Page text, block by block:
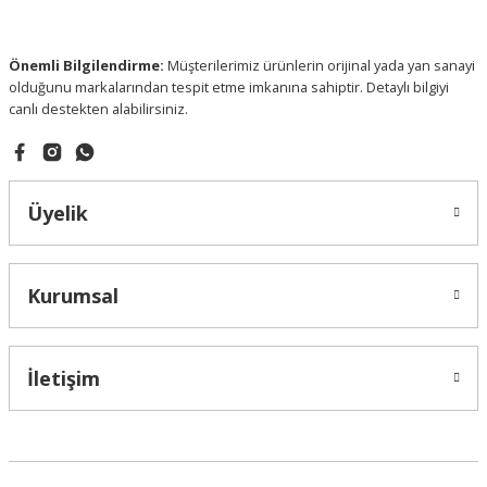
Önemli Bilgilendirme: Müşterilerimiz ürünlerin orijinal yada yan sanayi
olduğunu markalarından tespit etme imkanına sahiptir. Detaylı bilgiyi
canlı destekten alabilirsiniz.
Üyelik
Kurumsal
İletişim